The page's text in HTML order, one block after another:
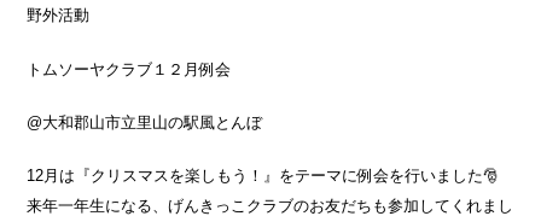
野外活動
トムソーヤクラブ１２月例会
@大和郡山市立里山の駅風とんぼ
12月は『クリスマスを楽しもう！』をテーマに例会を行いました🎅
来年一年生になる、げんきっこクラブのお友だちも参加してくれまし